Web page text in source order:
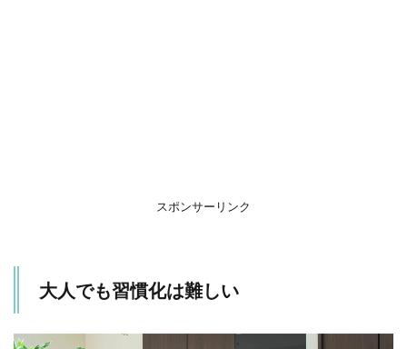
毎日
ィー
スポンサーリンク
大人でも習慣化は難しい